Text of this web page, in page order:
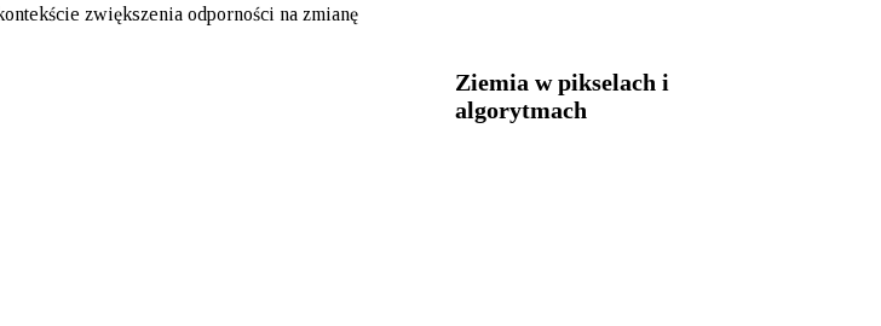
zwiększenia odporności na zmianę
Ziemia w pikselach i
algorytmach